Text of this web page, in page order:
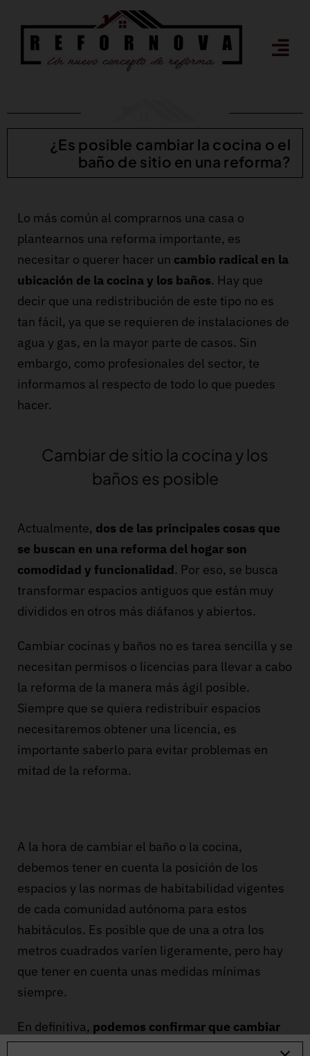
contenido
¿Es posible cambiar la cocina o el
baño de sitio en una reforma?
Lo más común al comprarnos una casa o
plantearnos una reforma importante, es
necesitar o querer hacer un cambio radical en la
ubicación de la cocina y los baños. Hay que
decir que una redistribución de este tipo no es
tan fácil, ya que se requieren de instalaciones de
agua y gas, en la mayor parte de casos. Sin
embargo, como profesionales del sector, te
informamos al respecto de todo lo que puedes
hacer.
Cambiar de sitio la cocina y los
baños es posible
Actualmente, dos de las principales cosas que
se buscan en una reforma del hogar son
comodidad y funcionalidad. Por eso, se busca
transformar espacios antiguos que están muy
divididos en otros más diáfanos y abiertos.
Cambiar cocinas y baños no es tarea sencilla y se
necesitan permisos o licencias para llevar a cabo
la reforma de la manera más ágil posible.
Siempre que se quiera redistribuir espacios
necesitaremos obtener una licencia, es
importante saberlo para evitar problemas en
mitad de la reforma.
A la hora de cambiar el baño o la cocina,
debemos tener en cuenta la posición de los
espacios y las normas de habitabilidad vigentes
de cada comunidad autónoma para estos
habitáculos. Es posible que de una a otra los
metros cuadrados varíen ligeramente, pero hay
que tener en cuenta unas medidas mínimas
siempre.
En definitiva, podemos confirmar que cambiar
la cocina o el baño de sitio sí es posible en una